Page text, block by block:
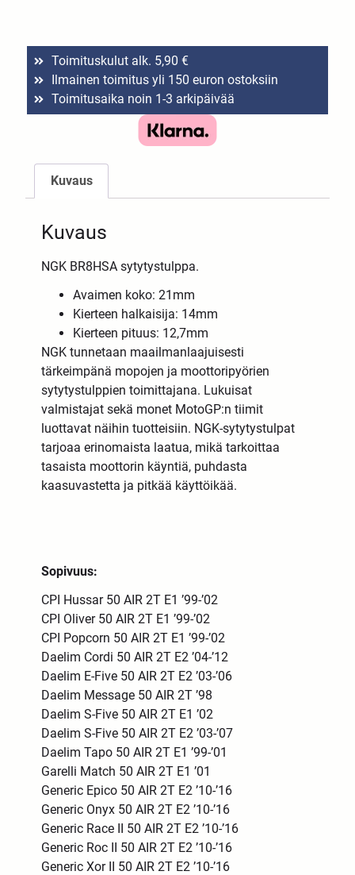
Toimituskulut alk. 5,90 €
Ilmainen toimitus yli 150 euron ostoksiin
Toimitusaika noin 1-3 arkipäivää
Kuvaus
Kuvaus
NGK BR8HSA sytytystulppa.
Avaimen koko: 21mm
Kierteen halkaisija: 14mm
Kierteen pituus: 12,7mm
NGK tunnetaan maailmanlaajuisesti
tärkeimpänä mopojen ja moottoripyörien
sytytystulppien toimittajana. Lukuisat
valmistajat sekä monet MotoGP:n tiimit
luottavat näihin tuotteisiin. NGK-sytytystulpat
tarjoaa erinomaista laatua, mikä tarkoittaa
tasaista moottorin käyntiä, puhdasta
kaasuvastetta ja pitkää käyttöikää.
Sopivuus:
CPI Hussar 50 AIR 2T E1 ’99-’02
CPI Oliver 50 AIR 2T E1 ’99-’02
CPI Popcorn 50 AIR 2T E1 ’99-’02
Daelim Cordi 50 AIR 2T E2 ’04-’12
Daelim E-Five 50 AIR 2T E2 ’03-’06
Daelim Message 50 AIR 2T ’98
Daelim S-Five 50 AIR 2T E1 ’02
Daelim S-Five 50 AIR 2T E2 ’03-’07
Daelim Tapo 50 AIR 2T E1 ’99-’01
Garelli Match 50 AIR 2T E1 ’01
Generic Epico 50 AIR 2T E2 ’10-’16
Generic Onyx 50 AIR 2T E2 ’10-’16
Generic Race II 50 AIR 2T E2 ’10-’16
Generic Roc II 50 AIR 2T E2 ’10-’16
Generic Xor II 50 AIR 2T E2 ’10-’16